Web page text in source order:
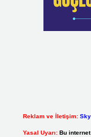
Reklam ve İletişim:
Yasal Uyarı: Bu